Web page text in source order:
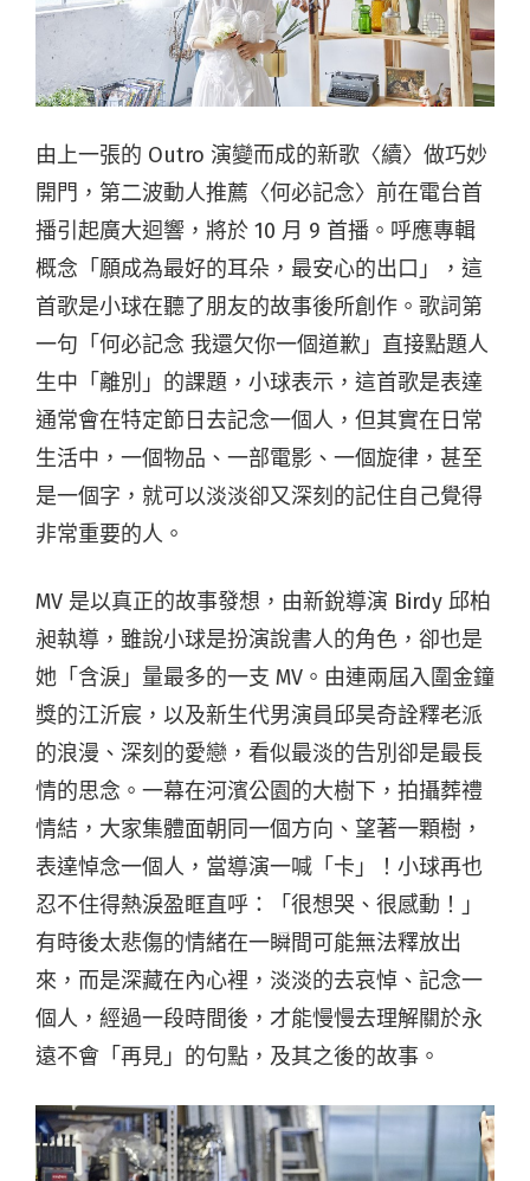
由上一張的 Outro 演變而成的新歌〈續〉做巧妙
開門，第二波動人推薦〈何必記念〉前在電台首
播引起廣大迴響，將於 10 月 9 首播。呼應專輯
概念「願成為最好的耳朵，最安心的出口」，這
首歌是小球在聽了朋友的故事後所創作。歌詞第
一句「何必記念 我還欠你一個道歉」直接點題人
生中「離別」的課題，小球表示，這首歌是表達
通常會在特定節日去記念一個人，但其實在日常
生活中，一個物品、一部電影、一個旋律，甚至
是一個字，就可以淡淡卻又深刻的記住自己覺得
非常重要的人。
MV 是以真正的故事發想，由新銳導演 Birdy 邱柏
昶執導，雖說小球是扮演說書人的角色，卻也是
她「含淚」量最多的一支 MV。由連兩屆入圍金鐘
獎的江沂宸，以及新生代男演員邱昊奇詮釋老派
的浪漫、深刻的愛戀，看似最淡的告別卻是最長
情的思念。一幕在河濱公園的大樹下，拍攝葬禮
情結，大家集體面朝同一個方向、望著一顆樹，
表達悼念一個人，當導演一喊「卡」！小球再也
忍不住得熱淚盈眶直呼：「很想哭、很感動！」
有時後太悲傷的情緒在一瞬間可能無法釋放出
來，而是深藏在內心裡，淡淡的去哀悼、記念一
個人，經過一段時間後，才能慢慢去理解關於永
遠不會「再見」的句點，及其之後的故事。